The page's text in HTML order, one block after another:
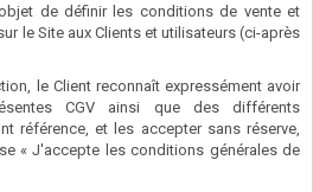
de définir les conditions de vente et
le Site aux Clients et utilisateurs (ci-après
le Client reconnaît expressément avoir
CGV ainsi que des différents
référence, et les accepter sans réserve,
« J'accepte les conditions générales de